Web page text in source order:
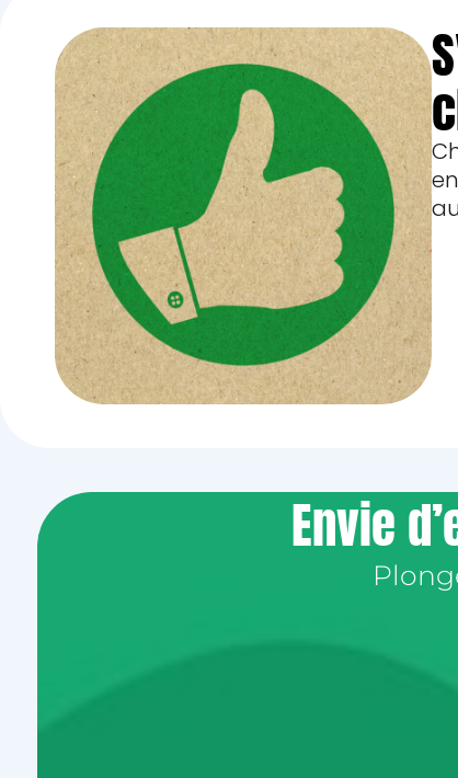
Envie